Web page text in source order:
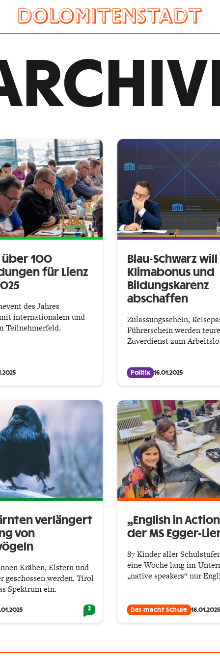
über 100
für Lienz
des Jahres
internationalem und
Teilnehmerfeld.
Blau-Schwarz will
Klimabonus und
Bildungskarenz
abschaffen
Zulassungsschein,
Führerschein werden
Zuverdienst zum
Politik 16.01.2025
verlängert
von
Krähen, Elstern und
geschossen werden. Tirol
Spektrum ein.
2
„English in
der MS Egger-
87 Kinder aller
eine Woche lang im
„native speakers“ nur
Das macht Schule 16.01.2025